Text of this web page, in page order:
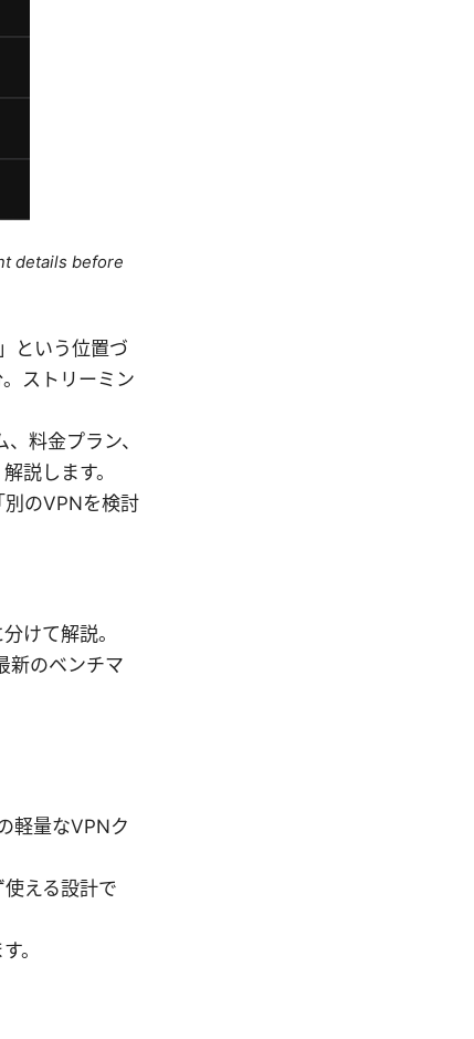
details before
という位置づ
ストリーミン
料金プラン、
説します。
別のVPNを検討
けて解説。
新のベンチマ
軽量なVPNク
える設計で
。